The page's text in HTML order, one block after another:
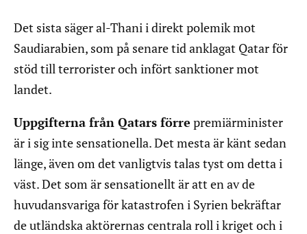
Det sista säger al-Thani i direkt polemik mot
Saudiarabien, som på senare tid anklagat Qatar för
stöd till terrorister och infört sanktioner mot
landet.
Uppgifterna från Qatars förre premiärminister
är i sig inte sensationella. Det mesta är känt sedan
länge, även om det vanligtvis talas tyst om detta i
väst. Det som är sensationellt är att en av de
huvudansvariga för katastrofen i Syrien bekräftar
de utländska aktörernas centrala roll i kriget och i